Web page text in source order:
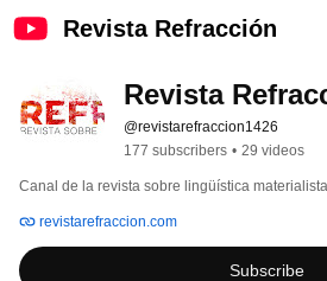
Revista Refracción
Revista
@revistarefraccion1426
177 subscribers • 29 videos
Canal de la revista sobre lingüística
revistarefraccion.com
Subscribe